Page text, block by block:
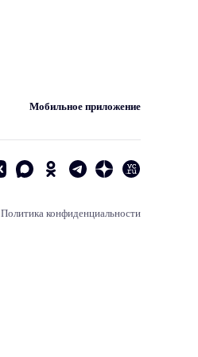
Мобильное приложение
Политика конфиденциальности